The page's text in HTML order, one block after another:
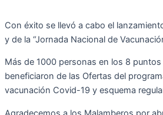
Con éxito se llevó a cabo el
y de la “Jornada Nacional de
Más de 1000 personas en los 8
beneficiaron de las Ofertas del
vacunación Covid-19 y esquema